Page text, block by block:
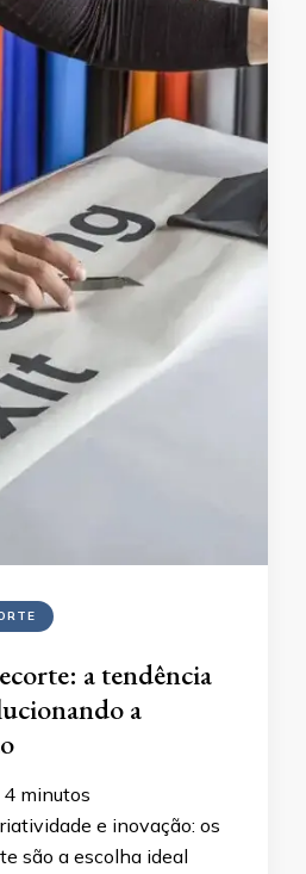
a tendência
a
4 minutos
e inovação: os
são a escolha ideal